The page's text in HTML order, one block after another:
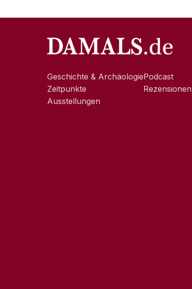
Geschichte & Archäologie
Zeitpunkte
Ausstellungen
Podcast
Rezensionen